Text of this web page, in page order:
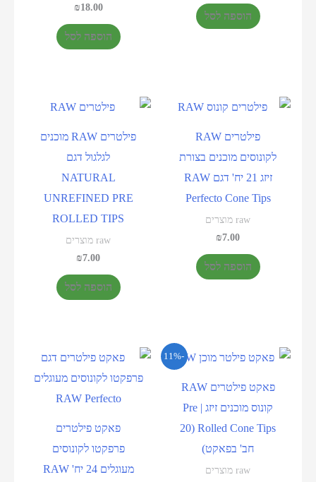
הוספה לסל
₪18.00
הוספה לסל
פילטרים RAW
לקונוסים מוכנים בצורת
זיזג 21 יח' דגם RAW
Perfecto Cone Tips
raw מוצרים
₪7.00
הוספה לסל
פילטרים RAW מוכנים
לגלגול דגם
NATURAL
UNREFINED PRE
ROLLED TIPS
raw מוצרים
₪7.00
הוספה לסל
-11%
פאקט פילטרים RAW
קונוס מוכנים זיזג | Pre
Rolled Cone Tips (20
חב' בפאקט)
raw מוצרים
פאקט פילטרים
פרפקטו לקונוסים
מעוגלים 24 יח' RAW